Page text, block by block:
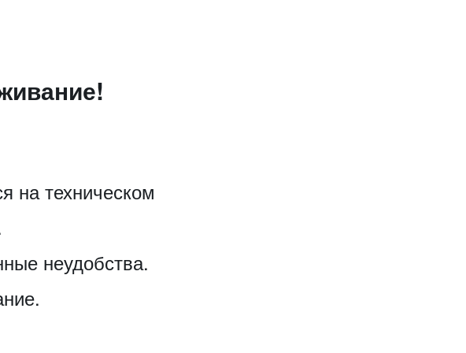
на техническом
неудобства.